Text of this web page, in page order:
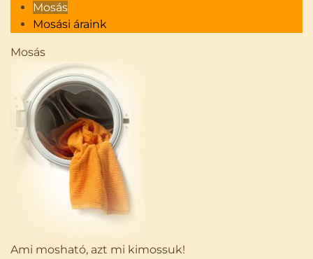
Mosás
Mosási áraink
Mosás
Ami mosható, azt mi kimossuk!